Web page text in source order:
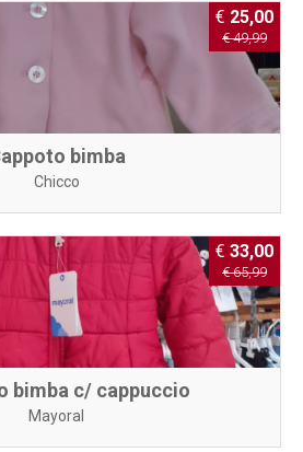
bimba
Chicco
€ 25,00
€ 49,99
bimba c/ cappuccio
Mayoral
€ 33,00
€ 65,99